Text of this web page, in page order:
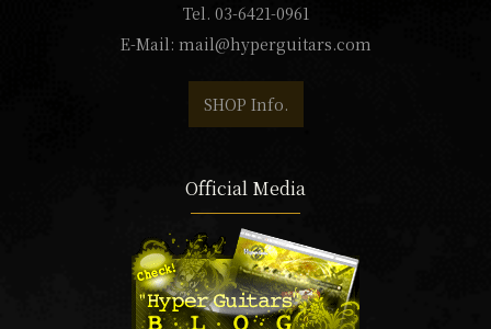
Tel. 03-6421-0961
E-Mail: mail@hyperguitars.com
SHOP Info.
Official Media